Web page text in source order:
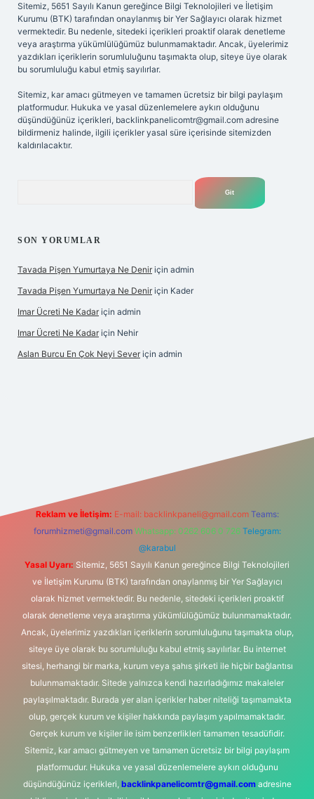
Sitemiz, 5651 Sayılı Kanun gereğince Bilgi Teknolojileri ve İletişim
Kurumu (BTK) tarafından onaylanmış bir Yer Sağlayıcı olarak hizmet
vermektedir. Bu nedenle, sitedeki içerikleri proaktif olarak denetleme
veya araştırma yükümlülüğümüz bulunmamaktadır. Ancak, üyelerimiz
yazdıkları içeriklerin sorumluluğunu taşımakta olup, siteye üye olarak
bu sorumluluğu kabul etmiş sayılırlar.
Sitemiz, kar amacı gütmeyen ve tamamen ücretsiz bir bilgi paylaşım
platformudur. Hukuka ve yasal düzenlemelere aykırı olduğunu
düşündüğünüz içerikleri, backlinkpanelicomtr@gmail.com adresine
bildirmeniz halinde, ilgili içerikler yasal süre içerisinde sitemizden
kaldırılacaktır.
SON YORUMLAR
Tavada Pişen Yumurtaya Ne Denir için admin
Tavada Pişen Yumurtaya Ne Denir için Kader
Imar Ücreti Ne Kadar için admin
Imar Ücreti Ne Kadar için Nehir
Aslan Burcu En Çok Neyi Sever için admin
elexbetgiris.org
Reklam ve İletişim: E-mail: backlinkpaneli@gmail.com Teams:
forumhizmeti@gmail.com Whatsapp: 0262 606 0 726 Telegram:
@karabul
Yasal Uyarı: Sitemiz, 5651 Sayılı Kanun gereğince Bilgi Teknolojileri
ve İletişim Kurumu (BTK) tarafından onaylanmış bir Yer Sağlayıcı
olarak hizmet vermektedir. Bu nedenle, sitedeki içerikleri proaktif
olarak denetleme veya araştırma yükümlülüğümüz bulunmamaktadır.
Ancak, üyelerimiz yazdıkları içeriklerin sorumluluğunu taşımakta olup,
siteye üye olarak bu sorumluluğu kabul etmiş sayılırlar. Bu internet
sitesi, herhangi bir marka, kurum veya şahıs şirketi ile hiçbir bağlantısı
bulunmamaktadır. Sitede yalnızca kendi hazırladığımız makaleler
paylaşılmaktadır. Burada yer alan içerikler haber niteliği taşımamakta
olup, gerçek kurum ve kişiler hakkında paylaşım yapılmamaktadır.
Gerçek kurum ve kişiler ile isim benzerlikleri tamamen tesadüfidir.
Sitemiz, kar amacı gütmeyen ve tamamen ücretsiz bir bilgi paylaşım
platformudur. Hukuka ve yasal düzenlemelere aykırı olduğunu
düşündüğünüz içerikleri, backlinkpanelicomtr@gmail.comadresine